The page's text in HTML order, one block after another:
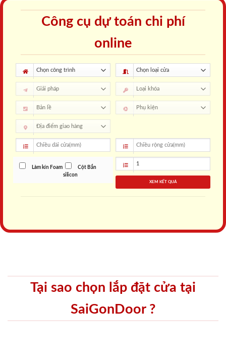
Công cụ dự toán chi phí
online
Làm kín Foam
Cột Bắn
silicon
XEM KẾT QUẢ
Tại sao chọn lắp đặt cửa tại
SaiGonDoor ?